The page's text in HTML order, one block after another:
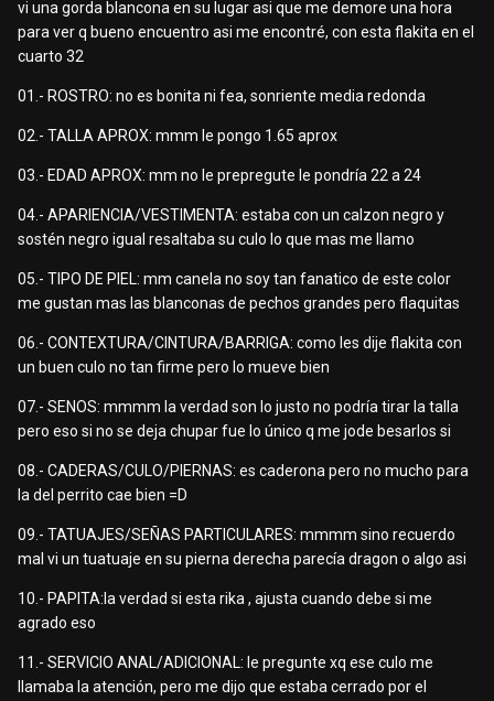
vi una gorda blancona en su lugar asi que me demore una hora
para ver q bueno encuentro asi me encontré, con esta flakita en el
cuarto 32
01.- ROSTRO: no es bonita ni fea, sonriente media redonda
02.- TALLA APROX: mmm le pongo 1.65 aprox
03.- EDAD APROX: mm no le prepregute le pondría 22 a 24
04.- APARIENCIA/VESTIMENTA: estaba con un calzon negro y
sostén negro igual resaltaba su culo lo que mas me llamo
05.- TIPO DE PIEL: mm canela no soy tan fanatico de este color
me gustan mas las blanconas de pechos grandes pero flaquitas
06.- CONTEXTURA/CINTURA/BARRIGA: como les dije flakita con
un buen culo no tan firme pero lo mueve bien
07.- SENOS: mmmm la verdad son lo justo no podría tirar la talla
pero eso si no se deja chupar fue lo único q me jode besarlos si
08.- CADERAS/CULO/PIERNAS: es caderona pero no mucho para
la del perrito cae bien =D
09.- TATUAJES/SEÑAS PARTICULARES: mmmm sino recuerdo
mal vi un tuatuaje en su pierna derecha parecía dragon o algo asi
10.- PAPITA:la verdad si esta rika , ajusta cuando debe si me
agrado eso
11.- SERVICIO ANAL/ADICIONAL: le pregunte xq ese culo me
llamaba la atención, pero me dijo que estaba cerrado por el